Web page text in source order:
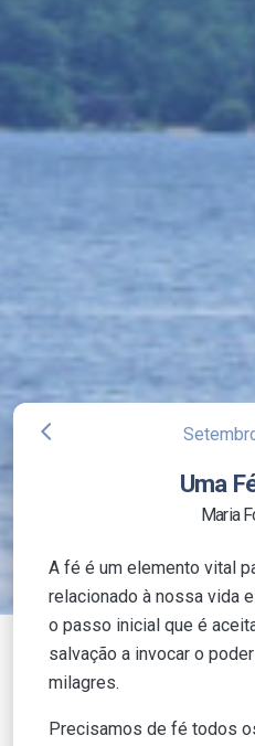
arrow_back_ios
Uma
Maria
A fé é um elemento vital
relacionado à nossa vida
o passo inicial que é
salvação a invocar o
milagres.
Precisamos de fé todos